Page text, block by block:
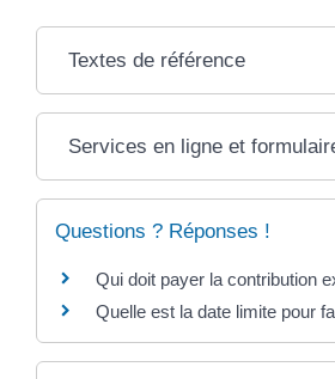
Textes de référence
Services en ligne et
Questions ? Réponses !
Qui doit payer la contribution
Quelle est la date limite pour